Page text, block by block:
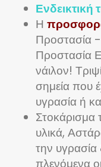
Ενδεικτική
Η
Προστασία
Προστασία
νάιλον!
σημεία που
υγρασία ή
Στοκάρισμα
υλικά,
την